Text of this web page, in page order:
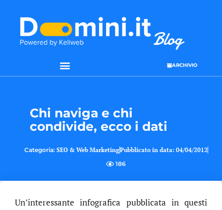
ARCHIVIO
Chi naviga e chi
condivide, ecco i dati
Categoria: SEO & Web MarketingPubblicato in data: 04/04/2012
186
Un’interessante infografica pubblicata in questi